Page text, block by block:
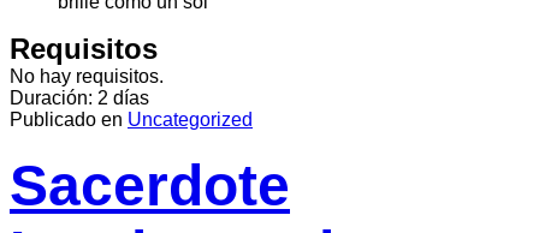
Requisitos
No hay requisitos.
Duración: 2 días
Publicado en Uncategorized
Sacerdote